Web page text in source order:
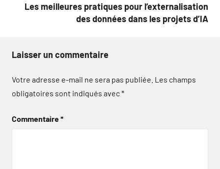
Les meilleures pratiques pour l’externalisation
des données dans les projets d’IA
Laisser un commentaire
Votre adresse e-mail ne sera pas publiée. Les champs
obligatoires sont indiqués avec*
Commentaire*